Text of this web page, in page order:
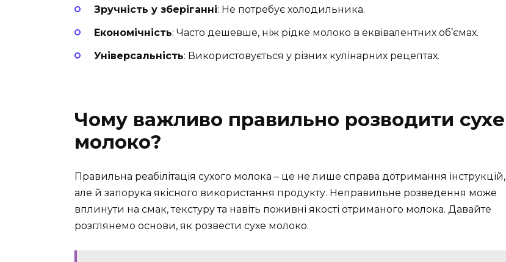
Зручність у зберіганні: Не потребує холодильника.
Економічність: Часто дешевше, ніж рідке молоко в еквівалентних об’ємах.
Універсальність: Використовується у різних кулінарних рецептах.
Чому важливо правильно розводити сухе
молоко?
Правильна реабілітація сухого молока – це не лише справа дотримання інструкцій,
але й запорука якісного використання продукту. Неправильне розведення може
вплинути на смак, текстуру та навіть поживні якості отриманого молока. Давайте
розглянемо основи, як розвести сухе молоко.